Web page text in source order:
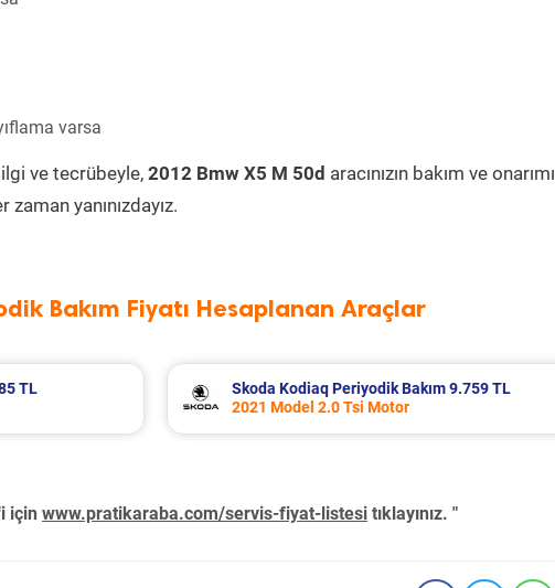
varsa
ve tecrübeyle, 2012 Bmw X5 M 50d aracınızın bakım ve onarımı
yanınızdayız.
Bakım Fiyatı Hesaplanan Araçlar
TL
Skoda Kodiaq Periyodik Bakım 9.759 TL
2021 Model 2.0 Tsi Motor
için www.pratikaraba.com/servis-fiyat-listesi tıklayınız. "